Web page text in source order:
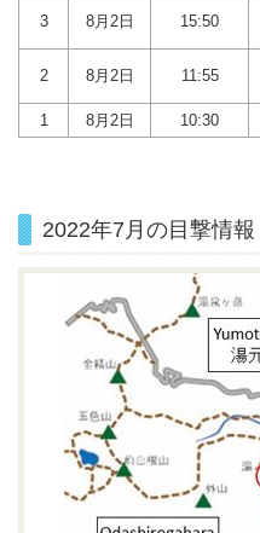
3 8月2日 15:50
2 8月2日 11:55
1 8月2日 10:30
2022年7月の目撃情報